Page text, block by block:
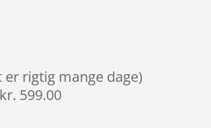
er rigtig mange dage)
599.00